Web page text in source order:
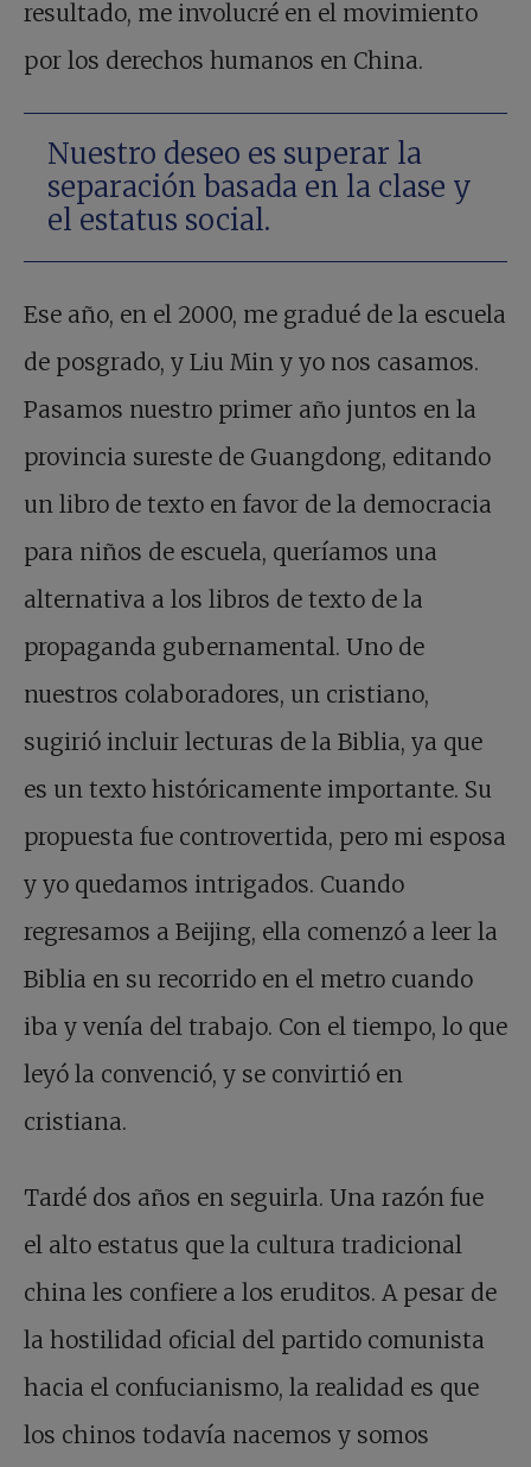
resultado, me involucré en el movimiento
por los derechos humanos en China.
Nuestro deseo es superar la
separación basada en la clase y
el estatus social.
Ese año, en el 2000, me gradué de la escuela
de posgrado, y Liu Min y yo nos casamos.
Pasamos nuestro primer año juntos en la
provincia sureste de Guangdong, editando
un libro de texto en favor de la democracia
para niños de escuela, queríamos una
alternativa a los libros de texto de la
propaganda gubernamental. Uno de
nuestros colaboradores, un cristiano,
sugirió incluir lecturas de la Biblia, ya que
es un texto históricamente importante. Su
propuesta fue controvertida, pero mi esposa
y yo quedamos intrigados. Cuando
regresamos a Beijing, ella comenzó a leer la
Biblia en su recorrido en el metro cuando
iba y venía del trabajo. Con el tiempo, lo que
leyó la convenció, y se convirtió en
cristiana.
Tardé dos años en seguirla. Una razón fue
el alto estatus que la cultura tradicional
china les confiere a los eruditos. A pesar de
la hostilidad oficial del partido comunista
hacia el confucianismo, la realidad es que
los chinos todavía nacemos y somos